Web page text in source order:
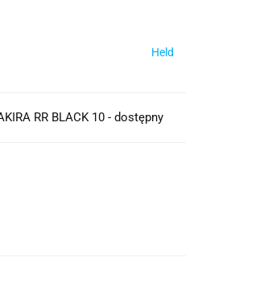
Held
RR BLACK 10 - dostępny